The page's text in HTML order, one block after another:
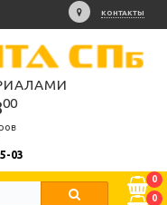
КОНТАКТЫ
00
03
0
0